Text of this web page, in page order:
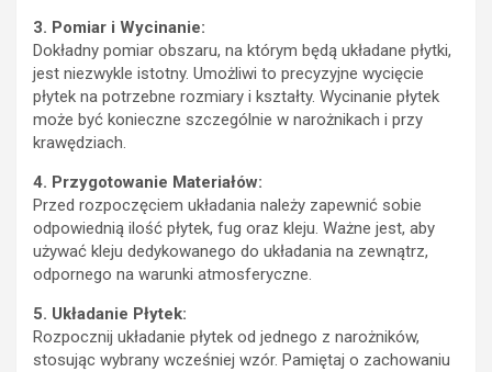
3. Pomiar i Wycinanie:
Dokładny pomiar obszaru, na którym będą układane płytki,
jest niezwykle istotny. Umożliwi to precyzyjne wycięcie
płytek na potrzebne rozmiary i kształty. Wycinanie płytek
może być konieczne szczególnie w narożnikach i przy
krawędziach.
4. Przygotowanie Materiałów:
Przed rozpoczęciem układania należy zapewnić sobie
odpowiednią ilość płytek, fug oraz kleju. Ważne jest, aby
używać kleju dedykowanego do układania na zewnątrz,
odpornego na warunki atmosferyczne.
5. Układanie Płytek:
Rozpocznij układanie płytek od jednego z narożników,
stosując wybrany wcześniej wzór. Pamiętaj o zachowaniu